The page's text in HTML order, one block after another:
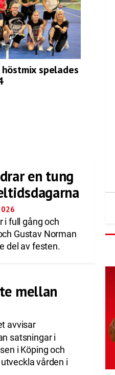
spelades
en tung
i full gång och
Gustav Norman
del av festen.
mellan
avvisar
satsningar i
i Köping och
vården i